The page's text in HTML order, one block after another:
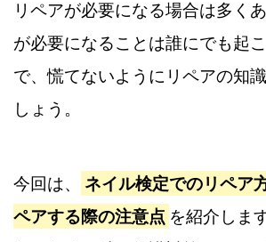
リペアが必要になる場合は多く
が必要になることは誰にでも起
で、慌てないようにリペアの知
しょう。
今回は、
ネイル検定でのリペア
ペアする際の注意点 を紹介しま